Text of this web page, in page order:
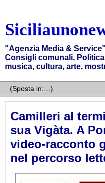
"Agenzia Media &
Consigli comunali,
musica, cultura, arte,
Camilleri al
sua Vigàta. A
video-racconto
nel percorso